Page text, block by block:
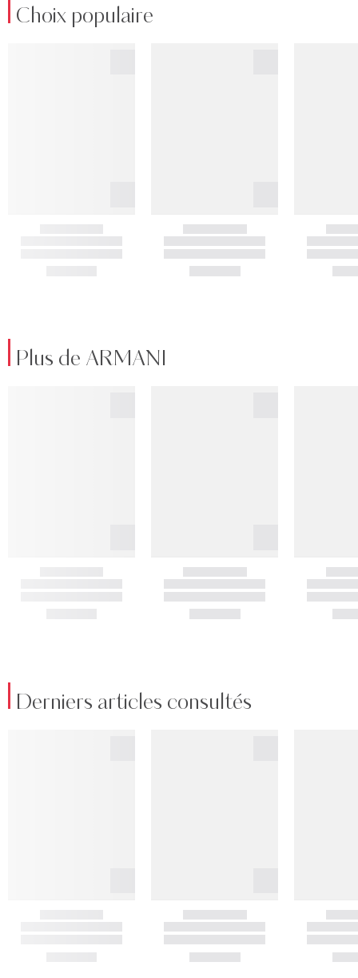
Choix populaire
Plus de ARMANI
Derniers articles consultés